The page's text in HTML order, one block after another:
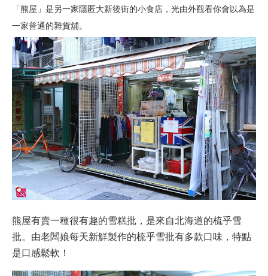
「熊屋」是另一家隱匿大新後街的小食店，光由外觀看你會以為是
一家普通的雜貨舖。
熊屋有賣一種很有趣的雪糕批，是來自北海道的梳乎雪
批。由老闆娘每天新鮮製作的梳乎雪批有多款口味，特點
是口感鬆軟！